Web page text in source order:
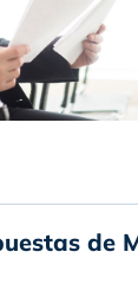
de